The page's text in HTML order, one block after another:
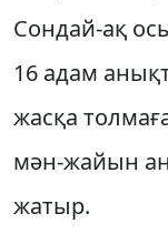
Сондай-ақ
16 адам
жасқа
мән-жайын
жатыр.